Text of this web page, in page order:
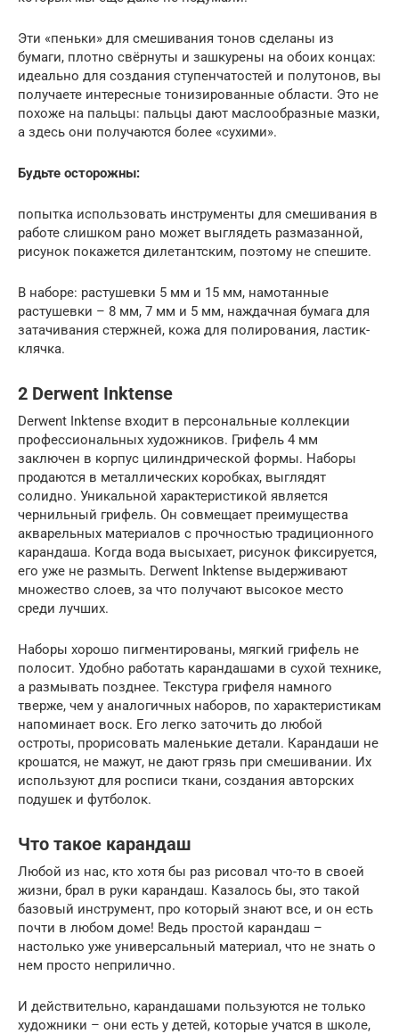
Эти «пеньки» для смешивания тонов сделаны из
бумаги, плотно свёрнуты и зашкурены на обоих концах:
идеально для создания ступенчатостей и полутонов, вы
получаете интересные тонизированные области. Это не
похоже на пальцы: пальцы дают маслообразные мазки,
а здесь они получаются более «сухими».
Будьте осторожны:
попытка использовать инструменты для смешивания в
работе слишком рано может выглядеть размазанной,
рисунок покажется дилетантским, поэтому не спешите.
В наборе: растушевки 5 мм и 15 мм, намотанные
растушевки – 8 мм, 7 мм и 5 мм, наждачная бумага для
затачивания стержней, кожа для полирования, ластик-
клячка.
2 Derwent Inktense
Derwent Inktense входит в персональные коллекции
профессиональных художников. Грифель 4 мм
заключен в корпус цилиндрической формы. Наборы
продаются в металлических коробках, выглядят
солидно. Уникальной характеристикой является
чернильный грифель. Он совмещает преимущества
акварельных материалов с прочностью традиционного
карандаша. Когда вода высыхает, рисунок фиксируется,
его уже не размыть. Derwent Inktense выдерживают
множество слоев, за что получают высокое место
среди лучших.
Наборы хорошо пигментированы, мягкий грифель не
полосит. Удобно работать карандашами в сухой технике,
а размывать позднее. Текстура грифеля намного
тверже, чем у аналогичных наборов, по характеристикам
напоминает воск. Его легко заточить до любой
остроты, прорисовать маленькие детали. Карандаши не
крошатся, не мажут, не дают грязь при смешивании. Их
используют для росписи ткани, создания авторских
подушек и футболок.
Что такое карандаш
Любой из нас, кто хотя бы раз рисовал что-то в своей
жизни, брал в руки карандаш. Казалось бы, это такой
базовый инструмент, про который знают все, и он есть
почти в любом доме! Ведь простой карандаш –
настолько уже универсальный материал, что не знать о
нем просто неприлично.
И действительно, карандашами пользуются не только
художники – они есть у детей, которые учатся в школе,